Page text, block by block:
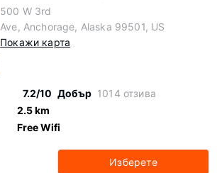
500 W 3rd
Ave, Anchorage, Alaska 99501, US
Покажи карта
7.2/10 Добър 1014 отзива
2.5 km
Free Wifi
Изберете